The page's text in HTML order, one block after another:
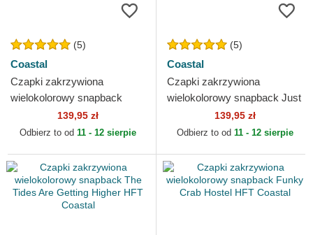
(5)
Coastal
Czapki zakrzywiona
wielokolorowy snapback
Kook HFT Coastal
139,95 zł
Odbierz to od 11 - 12 sierpie
(5)
Coastal
Czapki zakrzywiona
wielokolorowy snapback Just
Glide Smooth And Slow HFT
Coastal
139,95 zł
Odbierz to od 11 - 12 sierpie